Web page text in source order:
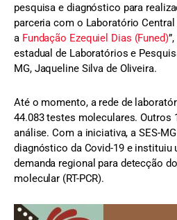
pesquisa e diagnóstico para
parceria com o Laboratório
a Fundação Ezequiel Dias (Funed)
estadual de Laboratórios e
MG, Jaqueline Silva de Oliveira.
Até o momento, a rede de
44.083 testes moleculares. Outros
análise. Com a iniciativa, a SES-
diagnóstico da Covid-19 e instituiu
demanda regional para detecção
molecular (RT-PCR).